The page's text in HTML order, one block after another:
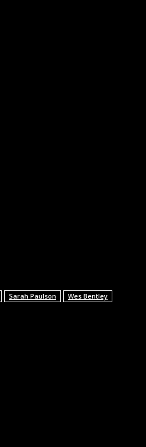
Sarah Paulson Wes Bentley